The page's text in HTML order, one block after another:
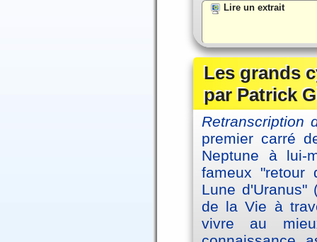
Lire un extrait
Les grands
par Patrick
Retranscription
premier carré
Neptune à lui-
fameux "retour
Lune d'Uranus"
de la Vie à
vivre au